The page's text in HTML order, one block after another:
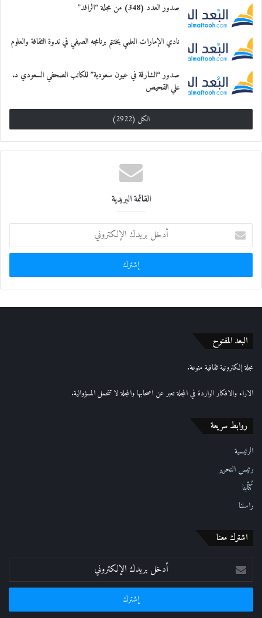
صدور العدد (348) من مجلة “الرافد”
نادي الإمارات العلمي يختتم برنامجه الصيفي في ندوة الثقافة والعلوم
صدور “الشارقة في عيون سعودية” للكاتب الصحفي السعودي د.
علي القحيص
الكل (2922)
القائمة البريدية
خ
ب
ر
إ
ك
ي
البعد المفتوح
مجلة إلكترونية ثقافية منوعة.
الاراء والافكار الواردة في المجلة تعبر عن اصحابها والمجلة لا تتحمل المسؤوالية.
روابط سريعة
الرئيسية
رئيس التحرير
كُتّابنا
راسلنا
اشترك معنا
أدخل
بريدك
الإلكتروني